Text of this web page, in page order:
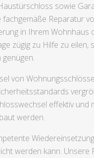
sowie
Reparatur
in Ihrem
zügig zu Hilfe zu
von
effektiv
werden.
werden kann.